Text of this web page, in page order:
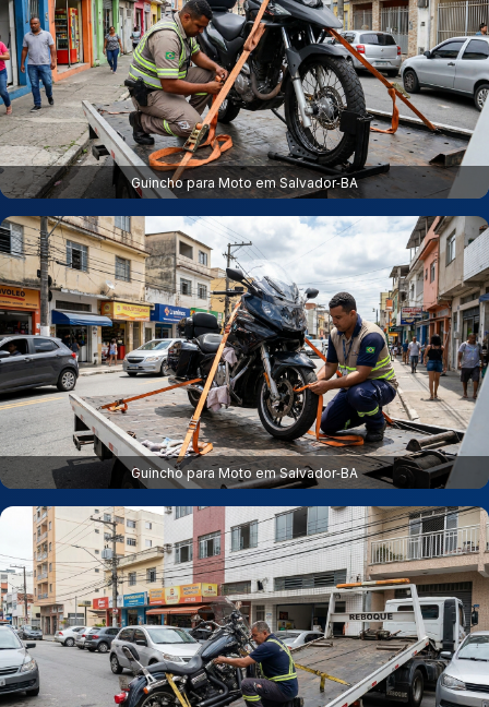
Guincho para Moto em Salvador‑BA
Guincho para Moto em Salvador‑BA